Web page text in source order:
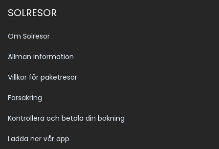
SOLRESOR
Om Solresor
Allmän information
Villkor för paketresor
Försäkring
Kontrollera och betala din bokning
Ladda ner vår app